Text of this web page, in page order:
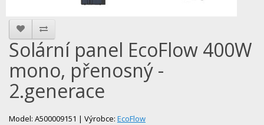
Solární panel EcoFlow 400W
mono, přenosný -
2.generace
Model: A500009151 | Výrobce: EcoFlow